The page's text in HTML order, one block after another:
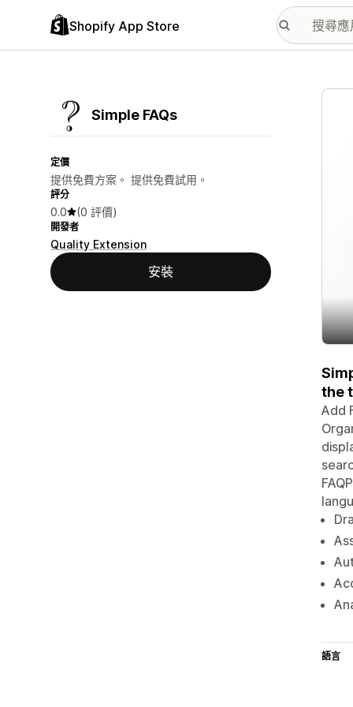
Shopify App Store
Simple FAQs
定價
提供免費方案。 提供免費試用。
評分
0.0 (0 評價)
開發者
Quality Extension
安裝
主要
the
Add
語言